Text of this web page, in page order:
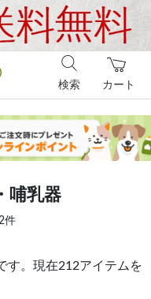
カート
検索
哺乳器
件
す。現在212アイテムを